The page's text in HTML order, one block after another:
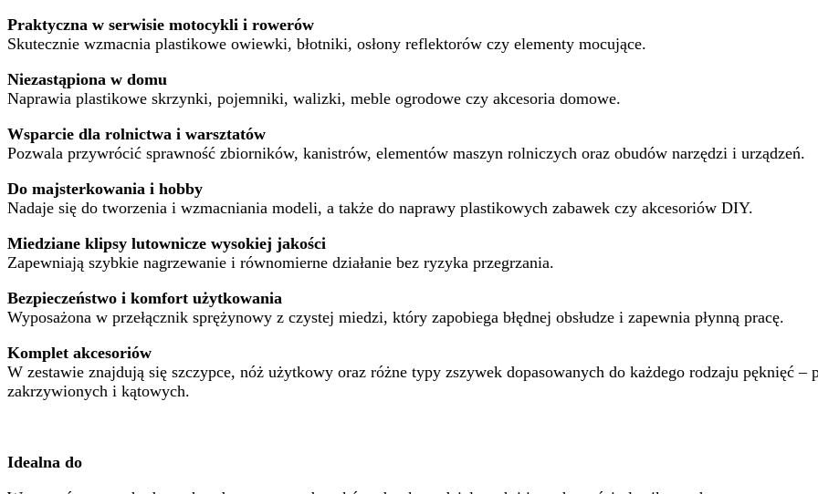
Praktyczna w serwisie motocykli i rowerów
Skutecznie wzmacnia plastikowe owiewki, błotniki, osłony reflektorów czy elementy mocujące.
Niezastąpiona w domu
Naprawia plastikowe skrzynki, pojemniki, walizki, meble ogrodowe czy akcesoria domowe.
Wsparcie dla rolnictwa i warsztatów
Pozwala przywrócić sprawność zbiorników, kanistrów, elementów maszyn rolniczych oraz obudów narzędzi i urządzeń.
Do majsterkowania i hobby
Nadaje się do tworzenia i wzmacniania modeli, a także do naprawy plastikowych zabawek czy akcesoriów DIY.
Miedziane klipsy lutownicze wysokiej jakości
Zapewniają szybkie nagrzewanie i równomierne działanie bez ryzyka przegrzania.
Bezpieczeństwo i komfort użytkowania
Wyposażona w przełącznik sprężynowy z czystej miedzi, który zapobiega błędnej obsłudze i zapewnia płynną pracę.
Komplet akcesoriów
W zestawie znajdują się szczypce, nóż użytkowy oraz różne typy zszywek dopasowanych do każdego rodzaju pęknięć –
zakrzywionych i kątowych.
Idealna do